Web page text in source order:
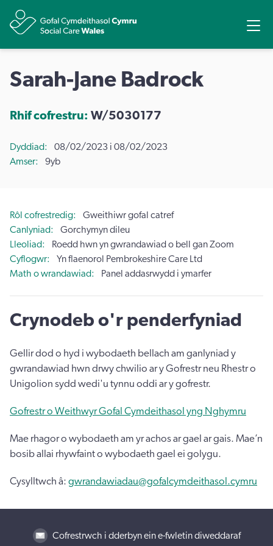
Sarah-Jane Badrock
Rhif cofrestru: W/5030177
Dyddiad
08/02/2023 i 08/02/2023
Amser
9yb
Rôl cofrestredig
Gweithiwr gofal catref
Canlyniad
Gorchymyn dileu
Lleoliad
Roedd hwn yn gwrandawiad o bell gan Zoom
Cyflogwr
Yn flaenorol Pembrokeshire Care Ltd
Math o wrandawiad
Panel addasrwydd i ymarfer
Crynodeb o'r penderfyniad
Gellir dod o hyd i wybodaeth bellach am ganlyniad y
gwrandawiad hwn drwy chwilio ar y Gofrestr neu Rhestr o
Unigolion sydd wedi'u tynnu oddi ar y gofrestr.
Gofrestr o Weithwyr Gofal Cymdeithasol yng Nghymru
Mae rhagor o wybodaeth am yr achos ar gael ar gais. Mae’n
bosib allai rhywfaint o wybodaeth gael ei golygu.
Cysylltwch â: gwrandawiadau@gofalcymdeithasol.cymru
Cofrestrwch i dderbyn ein e-fwletin diweddaraf